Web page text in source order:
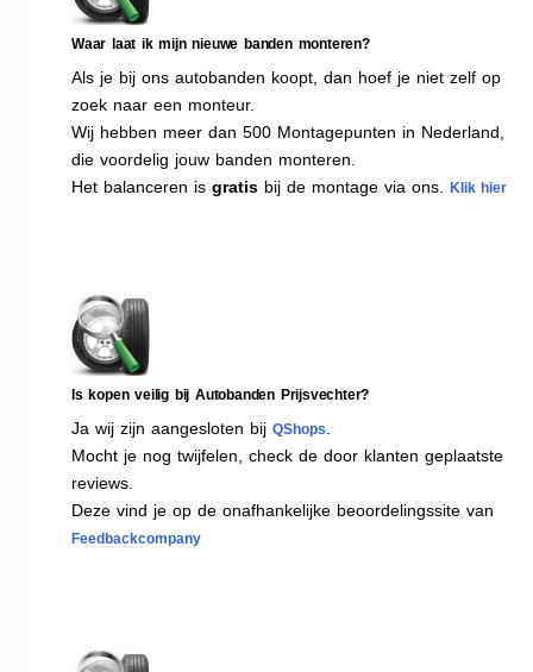
Waar laat ik mijn nieuwe banden monteren?
Als je bij ons autobanden koopt, dan hoef je niet zelf op
zoek naar een monteur.
Wij hebben meer dan 500 Montagepunten in Nederland,
die voordelig jouw banden monteren.
Het balanceren is gratis bij de montage via ons. Klik hier
Is kopen veilig bij Autobanden Prijsvechter?
Ja wij zijn aangesloten bij QShops
Mocht je nog twijfelen, check de door klanten geplaatste
reviews.
Deze vind je op de onafhankelijke beoordelingssite van
Feedbackcompany